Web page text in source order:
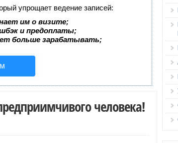
упрощает ведение записей:
им о визите;
и предоплаты;
больше зарабатывать;
человека!